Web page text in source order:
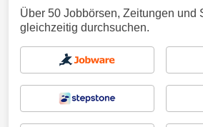
Über 50 Jobbörsen, Zeitungen und
gleichzeitig durchsuchen.